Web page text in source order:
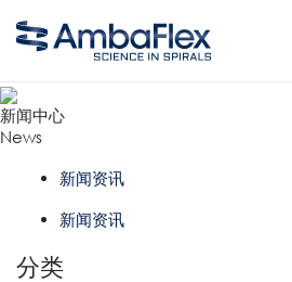
新闻中心
News
新闻资讯
新闻资讯
分类